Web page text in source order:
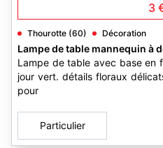
3
Thourotte (60) Décoration
Lampe de table mannequin à
Lampe de table avec base en
jour vert. détails floraux
pour
Particulier